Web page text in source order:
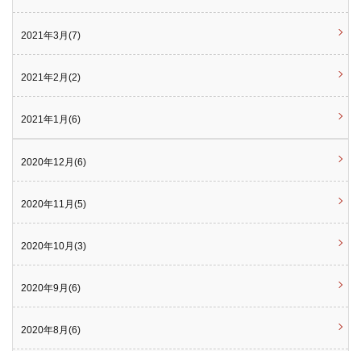
2021年3月(7)
2021年2月(2)
2021年1月(6)
2020年12月(6)
2020年11月(5)
2020年10月(3)
2020年9月(6)
2020年8月(6)